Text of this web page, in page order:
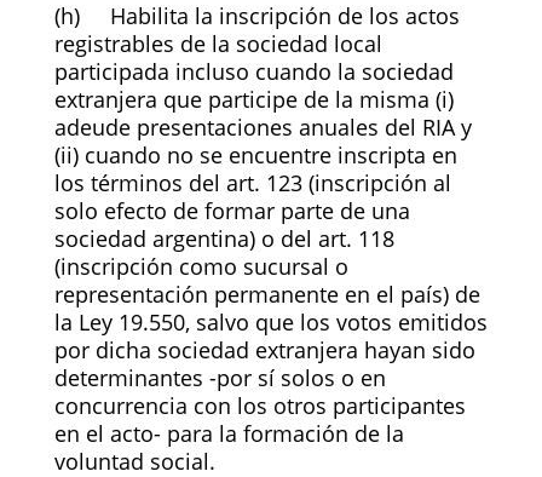
(h) Habilita la inscripción de los actos
registrables de la sociedad local
participada incluso cuando la sociedad
extranjera que participe de la misma (i)
adeude presentaciones anuales del RIA y
(ii) cuando no se encuentre inscripta en
los términos del art. 123 (inscripción al
solo efecto de formar parte de una
sociedad argentina) o del art. 118
(inscripción como sucursal o
representación permanente en el país) de
la Ley 19.550, salvo que los votos emitidos
por dicha sociedad extranjera hayan sido
determinantes -por sí solos o en
concurrencia con los otros participantes
en el acto- para la formación de la
voluntad social.